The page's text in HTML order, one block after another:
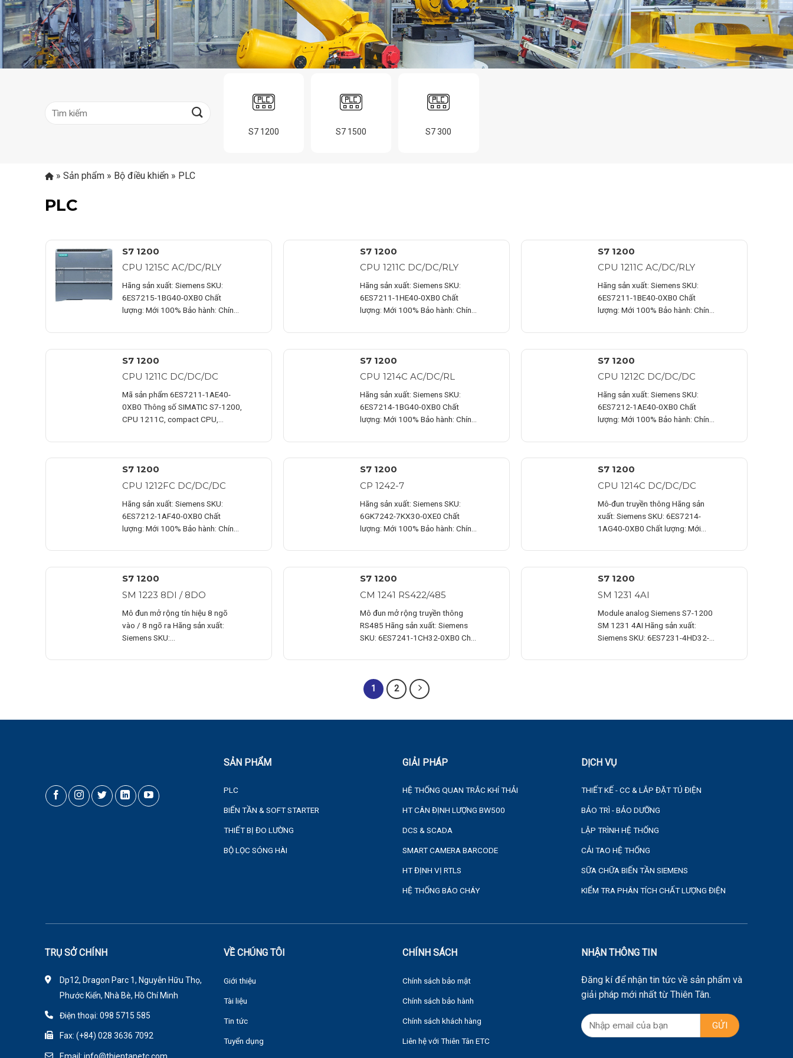
Tìm
S7 1200 S7 1500 S7 300
» Sản phẩm» Bộ điều khiển» PLC
PLC
S7 1200
CPU 1215C AC/DC/RLY
Hãng sản xuất: Siemens SKU:
6ES7215-1BG40-0XB0 Chất
lượng: Mới 100% Bảo hành: Chính
S7 1200
CPU 1211C DC/DC/RLY
Hãng sản xuất: Siemens SKU:
6ES7211-1HE40-0XB0 Chất
lượng: Mới 100% Bảo hành: Chính
S7 1200
CPU 1211C AC/DC/RLY
Hãng sản xuất: Siemens SKU:
6ES7211-1BE40-0XB0 Chất
lượng: Mới 100% Bảo hành: Chính
S7 1200
CPU 1211C DC/DC/DC
Mã sản phẩm 6ES7211-1AE40-
0XB0 Thông số SIMATIC S7-1200,
CPU 1211C, compact CPU,
S7 1200
CPU 1214C AC/DC/RL
Hãng sản xuất: Siemens SKU:
6ES7214-1BG40-0XB0 Chất
lượng: Mới 100% Bảo hành: Chính
S7 1200
CPU 1212C DC/DC/DC
Hãng sản xuất: Siemens SKU:
6ES7212-1AE40-0XB0 Chất
lượng: Mới 100% Bảo hành: Chính
S7 1200
CPU 1212FC DC/DC/DC
Hãng sản xuất: Siemens SKU:
6ES7212-1AF40-0XB0 Chất
lượng: Mới 100% Bảo hành: Chính
S7 1200
CP 1242-7
Hãng sản xuất: Siemens SKU:
6GK7242-7KX30-0XE0 Chất
lượng: Mới 100% Bảo hành: Chính
S7 1200
CPU 1214C DC/DC/DC
Mô-đun truyền thông Hãng sản
xuất: Siemens SKU: 6ES7214-
1AG40-0XB0 Chất lượng: Mới
Chứng…
S7 1200
SM 1223 8DI / 8DO
Mô đun mở rộng tín hiệu 8 ngõ
vào / 8 ngõ ra Hãng sản xuất:
Siemens SKU:…
S7 1200
CM 1241 RS422/485
Mô đun mở rộng truyền thông
RS485 Hãng sản xuất: Siemens
SKU: 6ES7241-1CH32-0XB0 Chất
S7 1200
SM 1231 4AI
Module analog Siemens S7-1200
SM 1231 4AI Hãng sản xuất:
Siemens SKU: 6ES7231-4HD32-
1 2
SẢN PHẨM
PLC
BIẾN TẦN & SOFT STARTER
THIẾT BỊ ĐO LƯỜNG
BỘ LỌC SÓNG HÀI
GIẢI PHÁP
HỆ THỐNG QUAN TRẮC KHÍ THẢI
HT CÂN ĐỊNH LƯỢNG BW500
DCS & SCADA
SMART CAMERA BARCODE
HT ĐỊNH VỊ RTLS
HỆ THỐNG BÁO CHÁY
DỊCH VỤ
THIẾT KẾ - CC & LẮP ĐẶT TỦ ĐIỆN
BẢO TRÌ - BẢO DƯỠNG
LẬP TRÌNH HỆ THỐNG
CẢI TAO HỆ THỐNG
SỮA CHỮA BIẾN TẦN SIEMENS
KIỂM TRA PHÂN TÍCH CHẤT LƯỢNG ĐIỆN
TRỤ SỞ CHÍNH
Dp12, Dragon Parc 1, Nguyễn Hữu Thọ,
Phước Kiển, Nhà Bè, Hồ Chí Minh
Điện thoại: 098 5715 585
Fax: (+84) 028 3636 7092
VỀ CHÚNG TÔI
Giới thiệu
Tài liệu
Tin tức
Tuyển dụng
CHÍNH SÁCH
Chính sách bảo mật
Chính sách bảo hành
Chính sách khách hàng
Liên hệ với Thiên Tân ETC
NHẬN THÔNG TIN
Đăng kí để nhận tin tức về sản phẩm và
giải pháp mới nhất từ Thiên Tân.